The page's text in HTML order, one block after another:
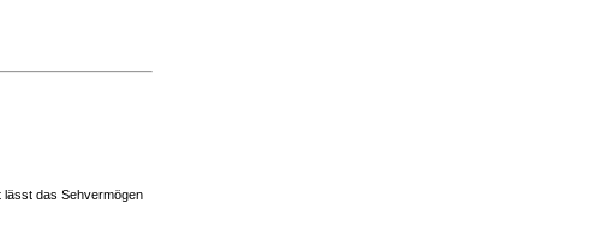
lässt das Sehvermögen